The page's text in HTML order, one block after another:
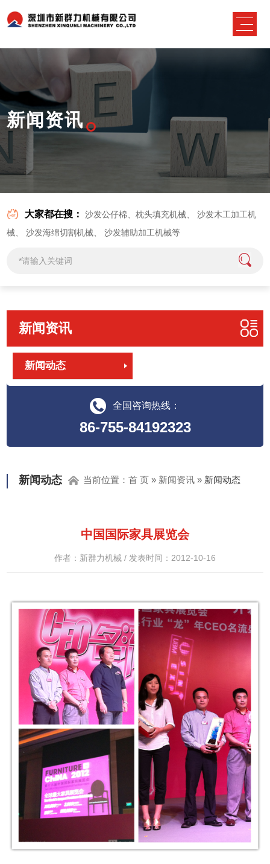
新闻资讯
大家都在搜： 沙发公仔棉、枕头填充机械 、沙发木工加工机
械 、沙发海绵切割机械 、沙发辅助加工机械等
新闻资讯
新闻动态
全国咨询热线：
86-755-84192323
新闻动态 当前位置：首 页 » 新闻资讯 » 新闻动态
中国国际家具展览会
作者：新群力机械 / 发表时间：2012-10-16